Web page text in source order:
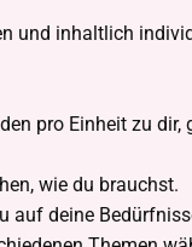
und inhaltlich
pro Einheit zu dir,
wie du brauchst.
auf deine